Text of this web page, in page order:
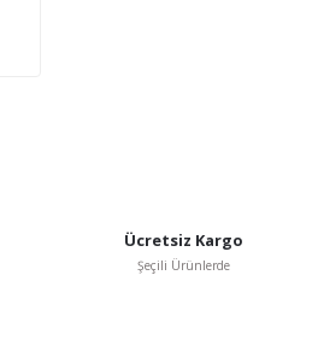
Ücretsiz Kargo
Şeçili Ürünlerde